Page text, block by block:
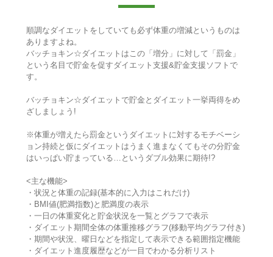
順調なダイエットをしていても必ず体重の増減というものは
ありますよね。
バッチョキン☆ダイエットはこの「増分」に対して「罰金」
という名目で貯金を促すダイエット支援&貯金支援ソフトで
す。
バッチョキン☆ダイエットで貯金とダイエット一挙両得をめ
ざしましょう!
※体重が増えたら罰金というダイエットに対するモチベーシ
ョン持続と仮にダイエットはうまく進まなくてもその分貯金
はいっぱい貯まっている…というダブル効果に期待!?
<主な機能>
・状況と体重の記録(基本的に入力はこれだけ)
・BMI値(肥満指数)と肥満度の表示
・一日の体重変化と貯金状況を一覧とグラフで表示
・ダイエット期間全体の体重推移グラフ(移動平均グラフ付き)
・期間や状況、曜日などを指定して表示できる範囲指定機能
・ダイエット進度履歴などが一目でわかる分析リスト